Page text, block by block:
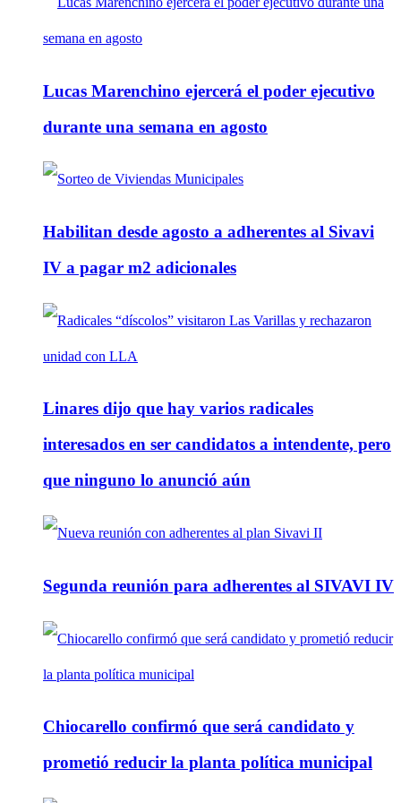
Lucas Marenchino ejercerá el poder ejecutivo
durante una semana en agosto
Habilitan desde agosto a adherentes al Sivavi
IV a pagar m2 adicionales
Linares dijo que hay varios radicales
interesados en ser candidatos a intendente, pero
que ninguno lo anunció aún
Segunda reunión para adherentes al SIVAVI IV
Chiocarello confirmó que será candidato y
prometió reducir la planta política municipal